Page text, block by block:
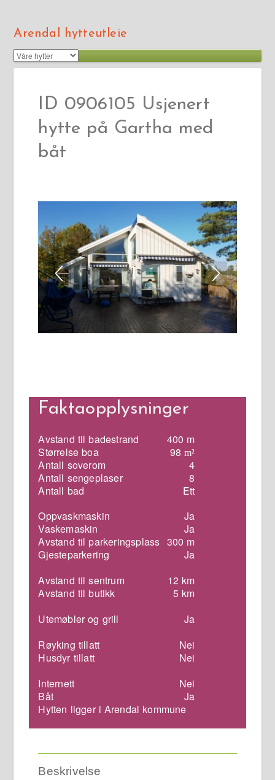
Arendal hytteutleie
ID 0906105 Usjenert
hytte på Gartha med
båt
Faktaopplysninger
Avstand til badestrand
400 m
Størrelse boa
98 m²
Antall soverom
4
Antall sengeplaser
8
Antall bad
Ett
Oppvaskmaskin
Ja
Vaskemaskin
Ja
Avstand til parkeringsplass 300 m
Gjesteparkering
Ja
Avstand til sentrum
12 km
Avstand til butikk
5 km
Utemøbler og grill
Ja
Røyking tillatt
Nei
Husdyr tillatt
Nei
Internett
Nei
Båt
Ja
Hytten ligger i Arendal kommune
Beskrivelse